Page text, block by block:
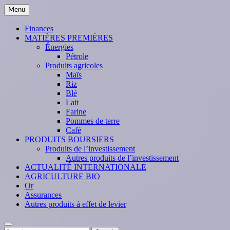
Skip
to
content
Menu
Finances
MATIÈRES PREMIÈRES
Énergies
Pétrole
Produits agricoles
Maïs
Riz
Blé
Lait
Farine
Pommes de terre
Café
PRODUITS BOURSIERS
Produits de l’investissement
Autres produits de l’investissement
ACTUALITÉ INTERNATIONALE
AGRICULTURE BIO
Or
Assurances
Autres produits à effet de levier
Search